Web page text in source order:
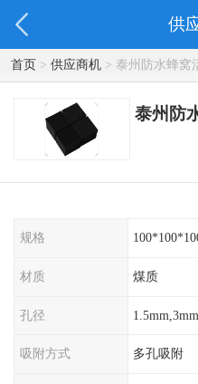
供
首页> 供应商机> 泰州防水蜂窝
泰州防
规格
材质 煤质
孔径
吸附方式 多孔吸附